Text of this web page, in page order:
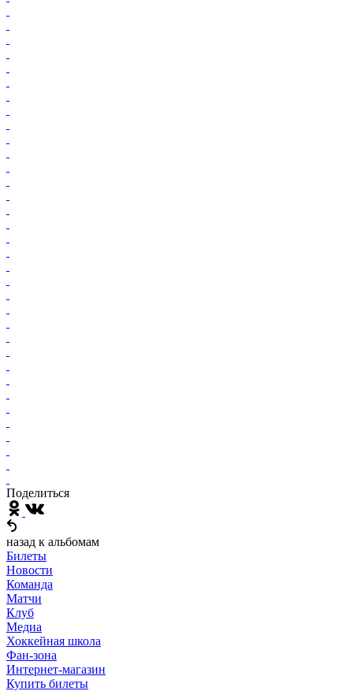
Поделиться
назад к альбомам
Билеты
Новости
Команда
Матчи
Клуб
Медиа
Хоккейная школа
Фан-зона
Интернет-магазин
Купить билеты